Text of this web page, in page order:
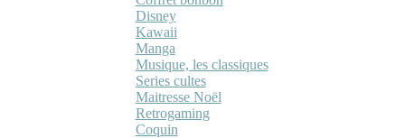
Disney
Kawaii
Manga
Musique, les classiques
Series cultes
Maitresse Noël
Retrogaming
Coquin